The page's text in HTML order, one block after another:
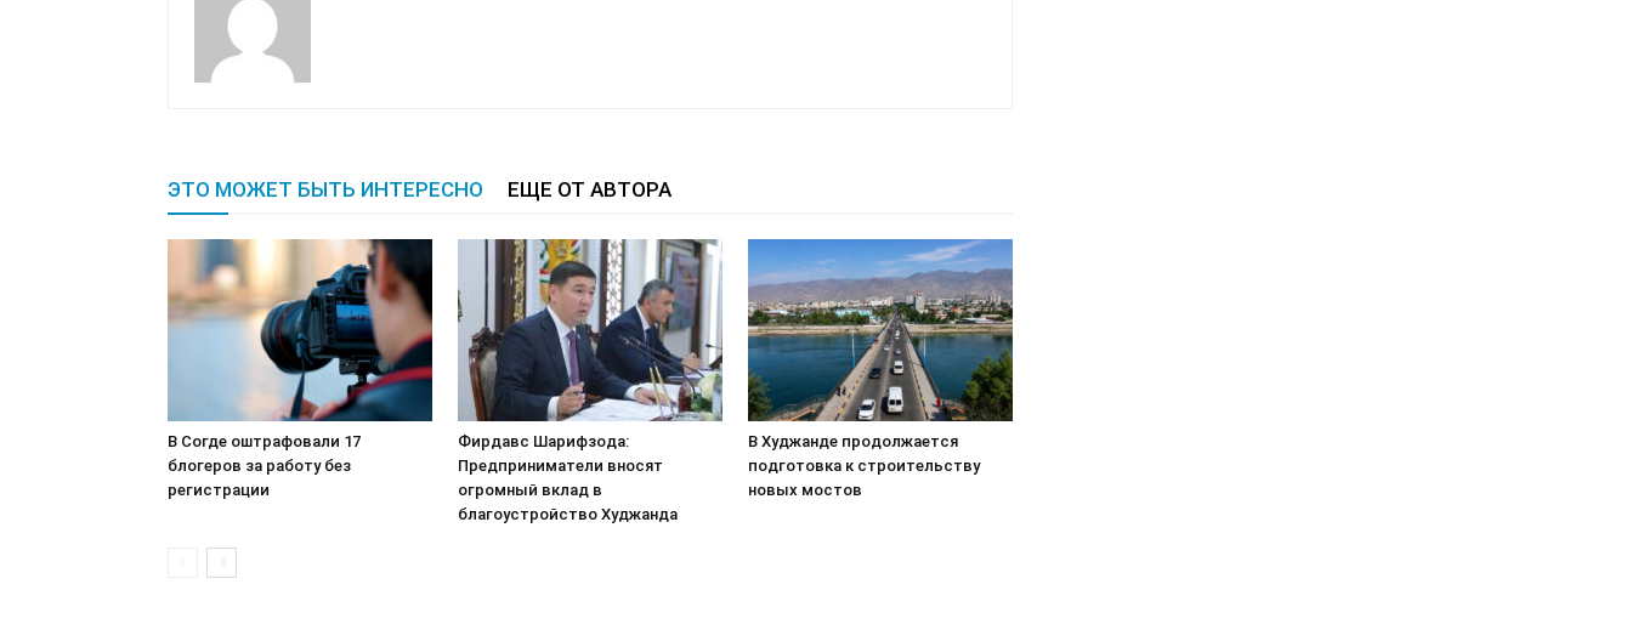
ЭТО МОЖЕТ БЫТЬ ИНТЕРЕСНО ЕЩЕ ОТ АВТОРА
В Согде оштрафовали 17
блогеров за работу без
регистрации
Фирдавс Шарифзода:
Предприниматели вносят
огромный вклад в
благоустройство Худжанда
В Худжанде продолжается
подготовка к строительству
новых мостов